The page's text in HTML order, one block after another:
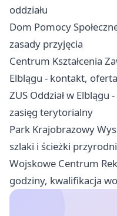
oddziału
Dom Pomocy
zasady przyjęcia
Centrum Kształcenia
Elblągu - kontakt,
ZUS Oddział w
zasięg terytorialny
Park Krajobrazowy
szlaki i ścieżki
Wojskowe Centrum
godziny, kwalifikacja